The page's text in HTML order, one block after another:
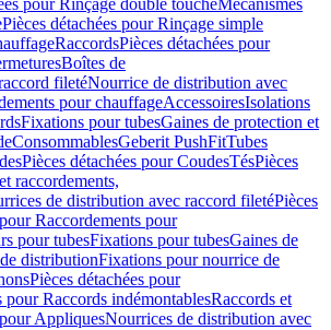
pour Rinçage double toucheMécanismes
Pièces détachées pour Rinçage simple
RaccordsPièces détachées pour
Boîtes de
filetéNourrice de distribution avec
pour chauffageAccessoiresIsolations
Fixations pour tubesGaines de protection et
ConsommablesGeberit PushFitTubes
Pièces détachées pour CoudesTésPièces
raccordements,
de distribution avec raccord filetéPièces
Raccordements pour
pour tubesFixations pour tubesGaines de
distributionFixations pour nourrice de
Pièces détachées pour
pour Raccords indémontablesRaccords et
AppliquesNourrices de distribution avec